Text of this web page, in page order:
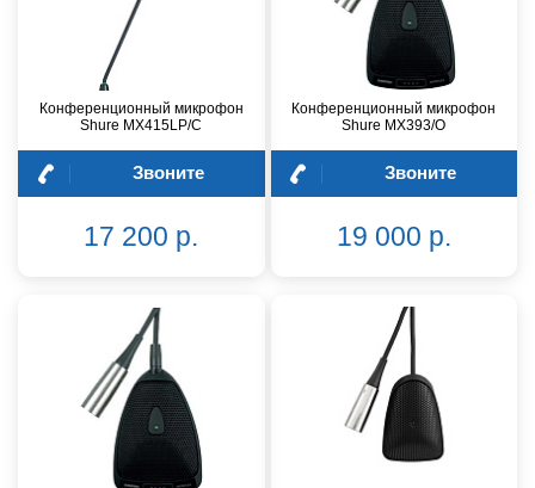
Конференционный микрофон
Shure MX415LP/C
Звоните
17 200 р.
Конференционный микрофон
Shure MX393/O
Звоните
19 000 р.